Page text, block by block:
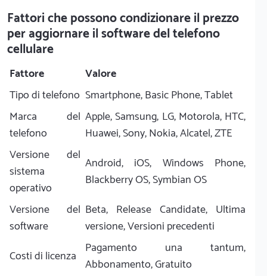
Fattori che possono condizionare il prezzo
per aggiornare il software del telefono
cellulare
Fattore
Valore
Tipo di telefono Smartphone, Basic Phone, Tablet
Marca del
telefono
Apple, Samsung, LG, Motorola, HTC,
Huawei, Sony, Nokia, Alcatel, ZTE
Versione del
sistema
operativo
Android, iOS, Windows Phone,
Blackberry OS, Symbian OS
Versione del
software
Beta, Release Candidate, Ultima
versione, Versioni precedenti
Costi di licenza Pagamento una tantum,
Abbonamento, Gratuito